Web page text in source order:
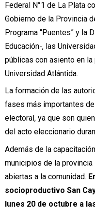
Federal N°1 de La Plata
Gobierno de la Provincia
Programa “Puentes” y la
Educación-, las
públicas con asiento en
Universidad Atlántida.
La formación de las
fases más importantes
electoral, ya que son
del acto eleccionario
Además de la
municipios de la
abiertas a la comunidad.
socioproductivo San
lunes 20 de octubre a